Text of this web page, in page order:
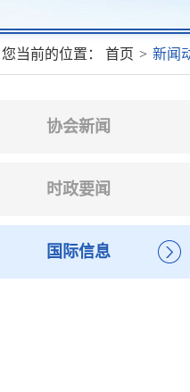
您当前的位置： 首页 > 新闻
协会新闻
时政要闻
国际信息